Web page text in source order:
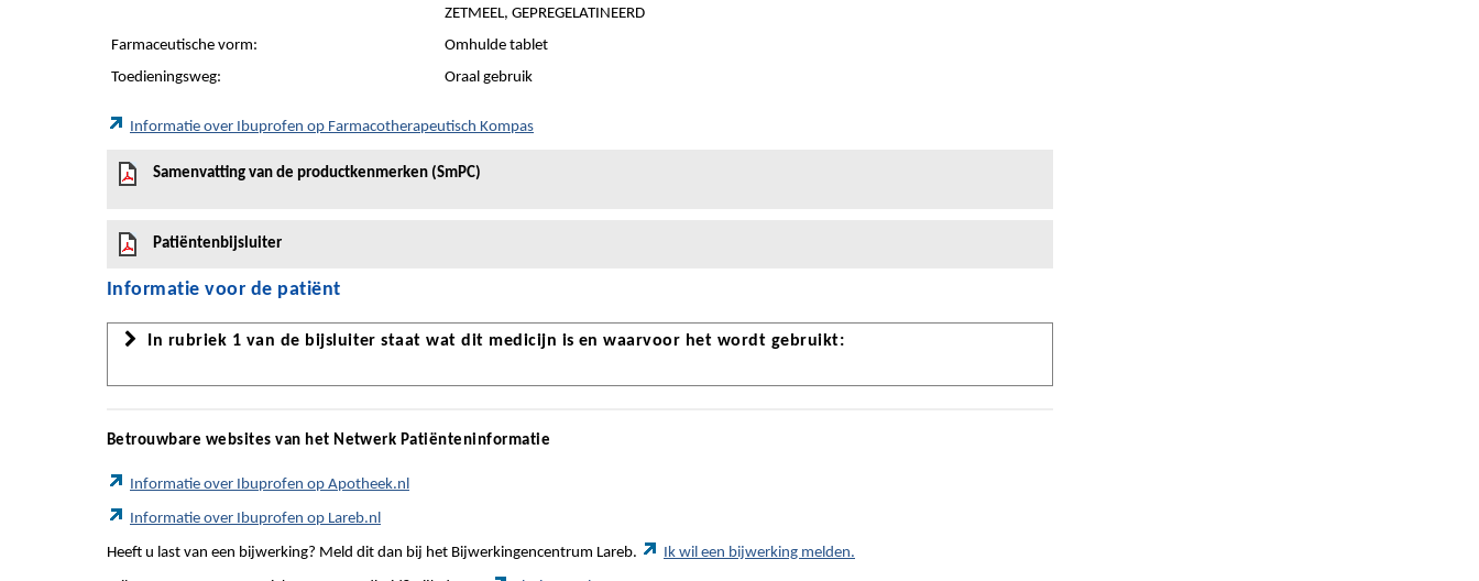
ZETMEEL, GEPREGELATINEERD
Farmaceutische vorm:
Omhulde tablet
Toedieningsweg:
Oraal gebruik
Informatie over Ibuprofen op Farmacotherapeutisch Kompas
Samenvatting van de productkenmerken (SmPC)
Patiëntenbijsluiter
Informatie voor de patiënt
In rubriek 1 van de bijsluiter staat wat dit medicijn is en waarvoor het wordt gebruikt:
Betrouwbare websites van het Netwerk Patiënteninformatie
Informatie over Ibuprofen op Apotheek.nl
Informatie over Ibuprofen op Lareb.nl
Heeft u last van een bijwerking? Meld dit dan bij het Bijwerkingencentrum Lareb. Ik wil een bijwerking melden.